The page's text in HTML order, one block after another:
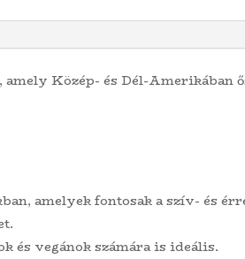
Közép- és Dél-Amerikában
amelyek fontosak a szív- és
vegánok számára is ideális.